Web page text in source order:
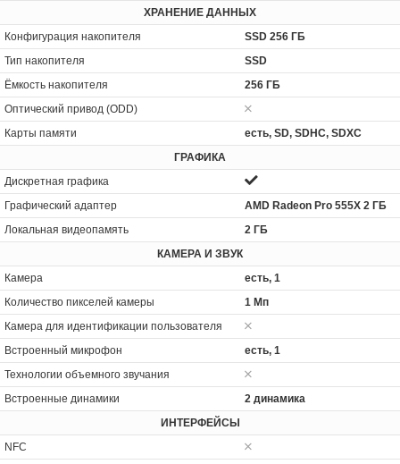
ХРАНЕНИЕ ДАННЫХ
Конфигурация накопителя
SSD 256 ГБ
Тип накопителя
SSD
Ёмкость накопителя
256 ГБ
Оптический привод (ODD)
Карты памяти
есть, SD, SDHC, SDXC
ГРАФИКА
Дискретная графика
Графический адаптер
AMD Radeon Pro 555X 2 ГБ
Локальная видеопамять
2 ГБ
КАМЕРА И ЗВУК
Камера
есть, 1
Количество пикселей камеры
1 Мп
Камера для идентификации пользователя
Встроенный микрофон
есть, 1
Технологии объемного звучания
Встроенные динамики
2 динамика
ИНТЕРФЕЙСЫ
NFC